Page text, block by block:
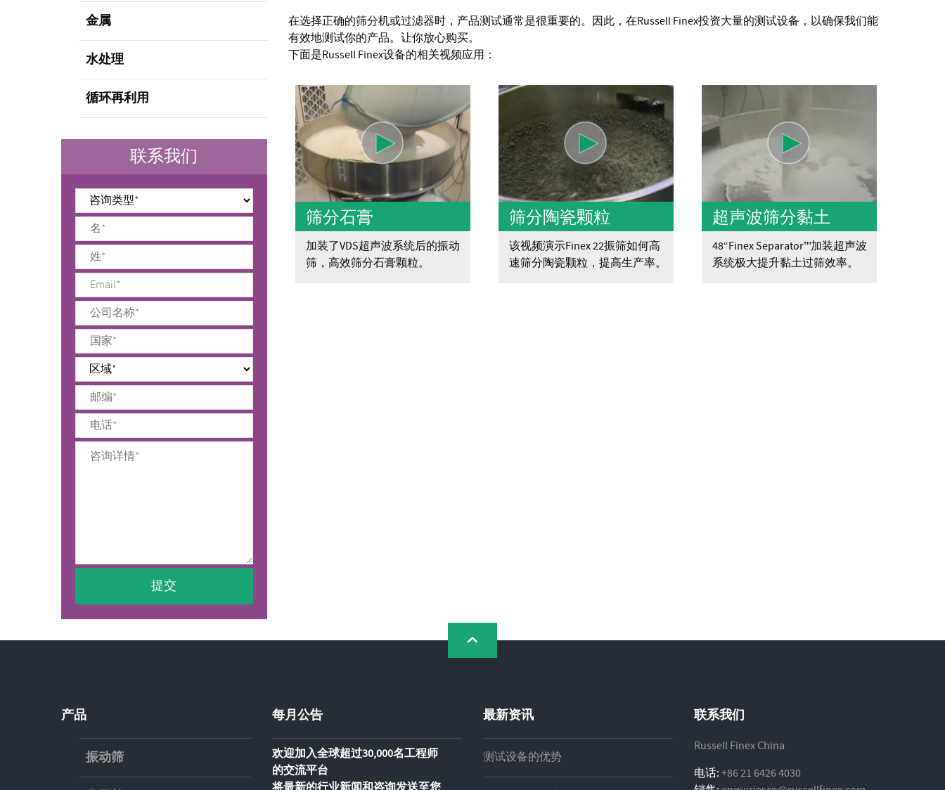
金属
水处理
循环再利用
联系我们
在选择正确的筛分机或过滤器时，产品测试通常是很重要的。因此，在Russell Finex投资大量的测试设备，以确保我们能
有效地测试你的产品。让你放心购买。
下面是Russell Finex设备的相关视频应用：
筛分石膏
加装了VDS超声波系统后的振动
筛，高效筛分石膏颗粒。
筛分陶瓷颗粒
该视频演示Finex 22振筛如何高
速筛分陶瓷颗粒，提高生产率。
超声波筛分黏土
48“Finex Separator™加装超声波
系统极大提升黏土过筛效率。
产品
振动筛
每月公告
欢迎加入全球超过30,000名工程师
的交流平台
最新资讯
测试设备的优势
联系我们
Russell Finex China
电话:+86 21 6426 4030